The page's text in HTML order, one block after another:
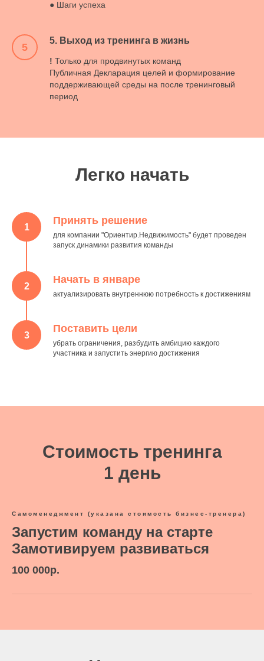
● Шаги успеха
5
5. Выход из тренинга в жизнь
! Только для продвинутых команд
Публичная Декларация целей и формирование
поддерживающей среды на после тренинговый
период
Легко начать
1
Принять решение
для компании "Ориентир.Недвижимость" будет проведен
запуск динамики развития команды
2
Начать в январе
актуализировать внутреннюю потребность к достижениям
3
Поставить цели
убрать ограничения, разбудить амбицию каждого
участника и запустить энергию достижения
Стоимость тренинга
1 день
Самоменеджмент (указана стоимость бизнес-тренера)
Запустим команду на старте
Замотивируем развиваться
100 000р.